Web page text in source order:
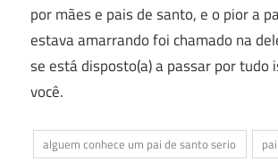
por mães e pais de santo, e o pior a
estava amarrando foi chamado na
se está disposto(a) a passar por tudo
você.
alguem conhece um pai de santo serio